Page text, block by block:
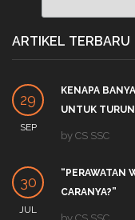
ARTIKEL TERBARU
29
SEP
KENAPA
UNTUK
by CS SSC
30
JUL
“PERAWATAN
CARANYA?”
by CS SSC